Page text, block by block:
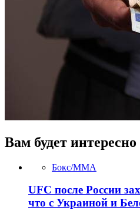
Вам будет интересно
Бокс/MMA
UFC после России
что с Украиной и